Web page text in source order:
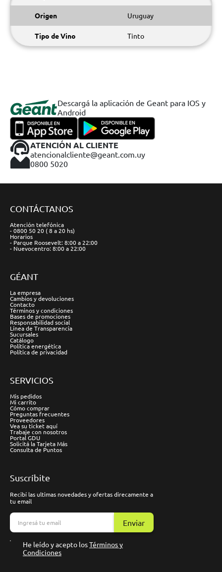
Origen Uruguay
Tipo de Vino Tinto
Descargá la aplicación de Geant para IOS y
Android
ATENCIÓN AL CLIENTE
atencionalcliente@geant.com.uy
0800 5020
CONTÁCTANOS
Atención telefónica
- 0800 50 20 ( 8 a 20 hs)
Horarios
- Parque Roosevelt: 8:00 a 22:00
- Nuevocentro: 8:00 a 22:00
GÉANT
La empresa
Cambios y devoluciones
Contacto
Términos y condiciones
Bases de promociones
Responsabilidad social
Línea de Transparencia
Sucursales
Catálogo
Política energética
Política de privacidad
SERVICIOS
Mis pedidos
Mi carrito
Cómo comprar
Preguntas frecuentes
Proveedores
Vea su ticket aquí
Trabaje con nosotros
Portal GDU
Solicitá la Tarjeta Más
Consulta de Puntos
Suscríbite
Recibí las ultimas novedades y ofertas direcamente a
tu email
Enviar
He leído y acepto losTérminos y
Condiciones